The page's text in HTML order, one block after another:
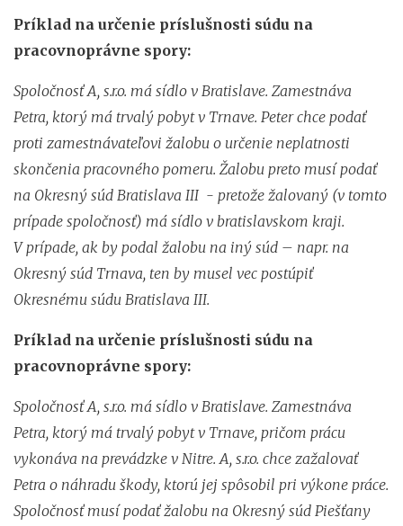
Príklad na určenie príslušnosti súdu na
pracovnoprávne spory:
Spoločnosť A, s.r.o. má sídlo v Bratislave. Zamestnáva
Petra, ktorý má trvalý pobyt v Trnave. Peter chce podať
proti zamestnávateľovi žalobu o určenie neplatnosti
skončenia pracovného pomeru. Žalobu preto musí podať
na Okresný súd Bratislava III - pretože žalovaný (v tomto
prípade spoločnosť) má sídlo v bratislavskom kraji.
V prípade, ak by podal žalobu na iný súd – napr. na
Okresný súd Trnava, ten by musel vec postúpiť
Okresnému súdu Bratislava III.
Príklad na určenie príslušnosti súdu na
pracovnoprávne spory:
Spoločnosť A, s.r.o. má sídlo v Bratislave. Zamestnáva
Petra, ktorý má trvalý pobyt v Trnave, pričom prácu
vykonáva na prevádzke v Nitre. A, s.r.o. chce zažalovať
Petra o náhradu škody, ktorú jej spôsobil pri výkone práce.
Spoločnosť musí podať žalobu na Okresný súd Piešťany